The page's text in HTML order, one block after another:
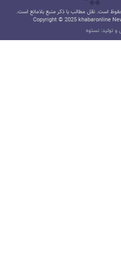
است. نقل مطالب با ذکر منبع بلامانع است.
Copyright © 2025 khabaronline
و تولید: نستوه